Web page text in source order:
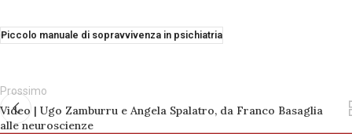
Piccolo manuale di sopravvivenza in psichiatria
Prossimo
Video | Ugo Zamburru e Angela Spalatro, da Franco Basaglia
alle neuroscienze